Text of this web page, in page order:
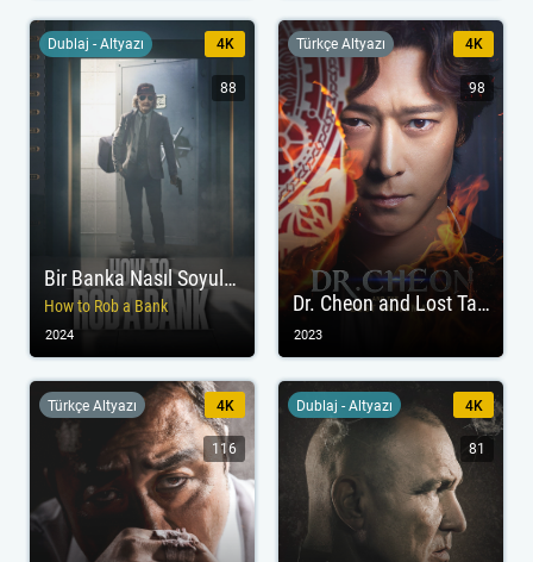
Bir Banka Nasıl Soyulur?
How to Rob a Bank
Dublaj - Altyazı 4K
88
2024
Dr. Cheon and Lost Talisman
Türkçe Altyazı 4K
98
2023
Türkçe Altyazı 4K
116
Dublaj - Altyazı 4K
81